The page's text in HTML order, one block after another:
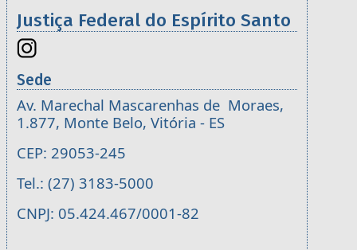
Justiça Federal do Espírito Santo
Sede
Av. Marechal Mascarenhas de Moraes,
1.877, Monte Belo, Vitória - ES
CEP: 29053-245
Tel.: (27) 3183-5000
CNPJ: 05.424.467/0001-82